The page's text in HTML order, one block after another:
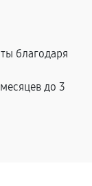
благодаря
до 3